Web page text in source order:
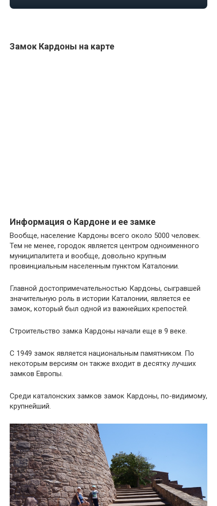
Замок Кардоны на карте
Информация о Кардоне и ее замке
Вообще, население Кардоны всего около 5000 человек.
Тем не менее, городок является центром одноименного
муниципалитета и вообще, довольно крупным
провинциальным населенным пунктом Каталонии.
Главной достопримечательностью Кардоны, сыгравшей
значительную роль в истории Каталонии, является ее
замок, который был одной из важнейших крепостей.
Строительство замка Кардоны начали еще в 9 веке.
С 1949 замок является национальным памятником. По
некоторым версиям он также входит в десятку лучших
замков Европы.
Среди каталонских замков замок Кардоны, по-видимому,
крупнейший.